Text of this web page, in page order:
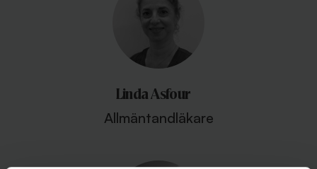
Linda Asfour
Allmäntandläkare